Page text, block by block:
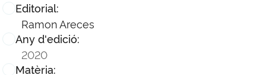
Editorial:
Ramon Areces
Any d'edició:
2020
Matèria: